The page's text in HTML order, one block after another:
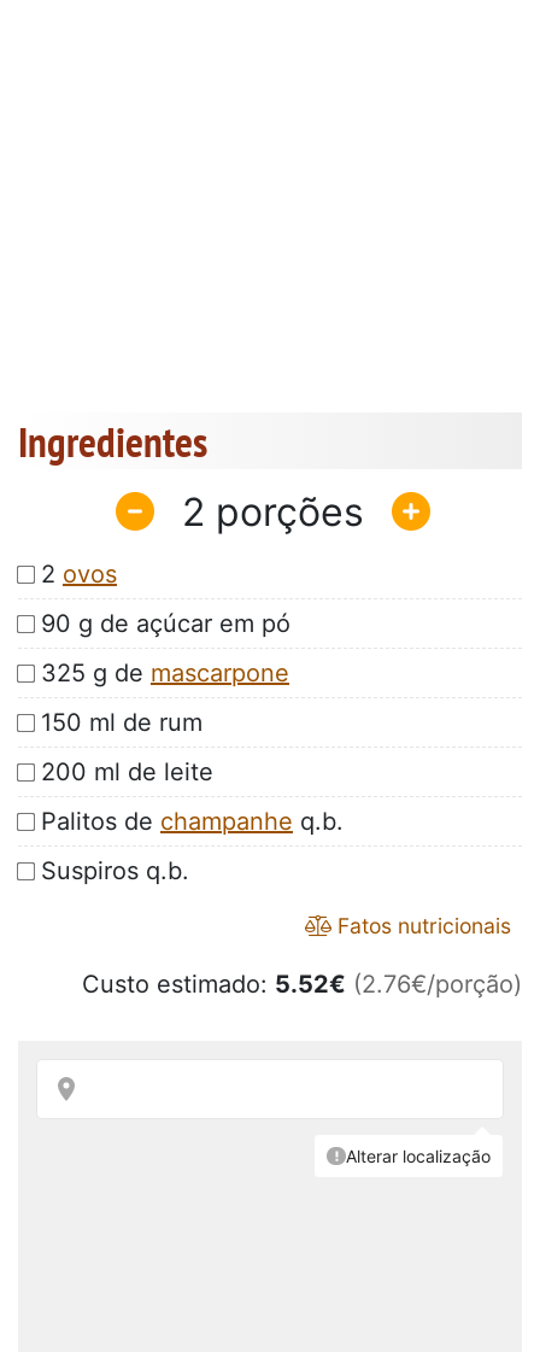
Ingredientes
2
2 ovos
90 g de açúcar em pó
325 g de mascarpone
150 ml de rum
200 ml de leite
Palitos de champanhe q.b.
Suspiros q.b.
Fatos nutricionais
Custo estimado: 5.52€ (2.76€/porção)